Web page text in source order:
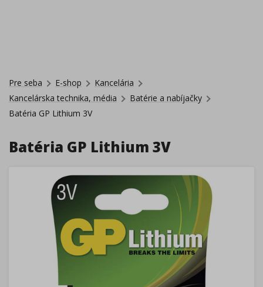
Pre seba E-shop
Kancelária
Kancelárska technika, média
Batérie a nabíjačky
Batéria GP Lithium 3V
Batéria GP Lithium 3V